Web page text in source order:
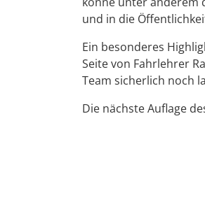
und in die
Ein besonderes
Seite von Fahrlehrer
Team sicherlich noch
Die nächste Auflage